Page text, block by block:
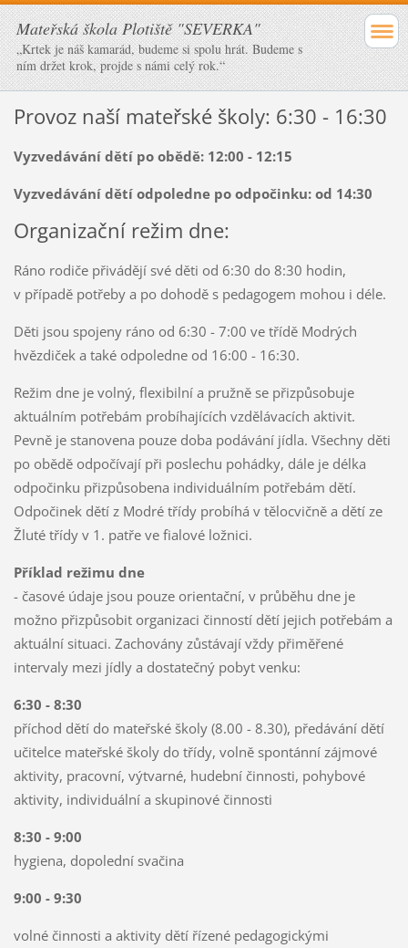
Mateřská škola Plotiště "SEVERKA"
„Krtek je náš kamarád, budeme si spolu hrát. Budeme s
ním držet krok, projde s námi celý rok.“
Provoz naší mateřské školy: 6:30 - 16:30
Vyzvedávání dětí po obědě: 12:00 - 12:15
Vyzvedávání dětí odpoledne po odpočinku: od 14:30
Organizační režim dne:
Ráno rodiče přivádějí své děti od 6:30 do 8:30 hodin,
v případě potřeby a po dohodě s pedagogem mohou i déle.
Děti jsou spojeny ráno od 6:30 - 7:00 ve třídě Modrých
hvězdiček a také odpoledne od 16:00 - 16:30.
Režim dne je volný, flexibilní a pružně se přizpůsobuje
aktuálním potřebám probíhajících vzdělávacích aktivit.
Pevně je stanovena pouze doba podávání jídla. Všechny děti
po obědě odpočívají při poslechu pohádky, dále je délka
odpočinku přizpůsobena individuálním potřebám dětí.
Odpočinek dětí z Modré třídy probíhá v tělocvičně a dětí ze
Žluté třídy v 1. patře ve fialové ložnici.
Příklad režimu dne
- časové údaje jsou pouze orientační, v průběhu dne je
možno přizpůsobit organizaci činností dětí jejich potřebám a
aktuální situaci. Zachovány zůstávají vždy přiměřené
intervaly mezi jídly a dostatečný pobyt venku:
6:30 - 8:30
příchod dětí do mateřské školy (8.00 - 8.30), předávání dětí
učitelce mateřské školy do třídy, volně spontánní zájmové
aktivity, pracovní, výtvarné, hudební činnosti, pohybové
aktivity, individuální a skupinové činnosti
8:30 - 9:00
hygiena, dopolední svačina
9:00 - 9:30
volné činnosti a aktivity dětí řízené pedagogickými